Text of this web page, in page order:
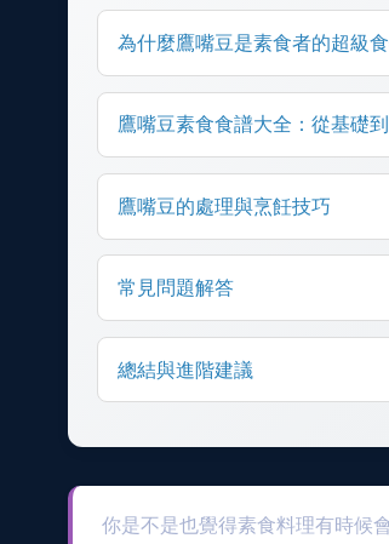
為什麼鷹嘴豆是素食者的超級
鷹嘴豆素食食譜大全：從基礎
鷹嘴豆的處理與烹飪技巧
常見問題解答
總結與進階建議
你是不是也覺得素食料理有時候